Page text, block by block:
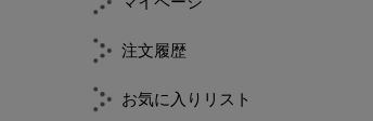
注文履歴
お気に入りリスト